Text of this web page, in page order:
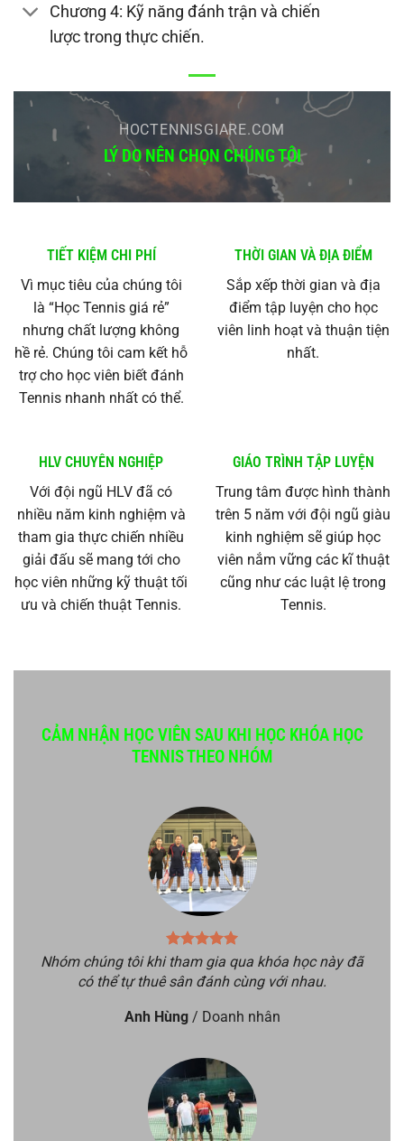
Chương 4: Kỹ năng đánh trận và chiến
lược trong thực chiến.
HOCTENNISGIARE.COM
LÝ DO NÊN CHỌN CHÚNG TÔI
TIẾT KIỆM CHI PHÍ
Vì mục tiêu của chúng tôi
là “Học Tennis giá rẻ”
nhưng chất lượng không
hề rẻ. Chúng tôi cam kết hỗ
trợ cho học viên biết đánh
Tennis nhanh nhất có thể.
THỜI GIAN VÀ ĐỊA ĐIỂM
Sắp xếp thời gian và địa
điểm tập luyện cho học
viên linh hoạt và thuận tiện
nhất.
HLV CHUYÊN NGHIỆP
Với đội ngũ HLV đã có
nhiều năm kinh nghiệm và
tham gia thực chiến nhiều
giải đấu sẽ mang tới cho
học viên những kỹ thuật tối
ưu và chiến thuật Tennis.
GIÁO TRÌNH TẬP LUYỆN
Trung tâm được hình thành
trên 5 năm với đội ngũ giàu
kinh nghiệm sẽ giúp học
viên nắm vững các kĩ thuật
cũng như các luật lệ trong
Tennis.
CẢM NHẬN HỌC VIÊN SAU KHI HỌC KHÓA HỌC
TENNIS THEO NHÓM
Nhóm chúng tôi khi tham gia qua khóa học này đã
có thể tự thuê sân đánh cùng với nhau.
Anh Hùng / Doanh nhân